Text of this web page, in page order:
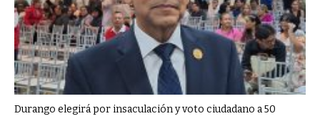
Durango elegirá por insaculación y voto ciudadano a 50